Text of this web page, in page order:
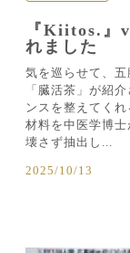
『Kiitos.』
れました
気を巡らせて、
「臓活茶」が紹
ンスを整えてく
材料を中医学博
壊さず抽出し...
2025/10/13